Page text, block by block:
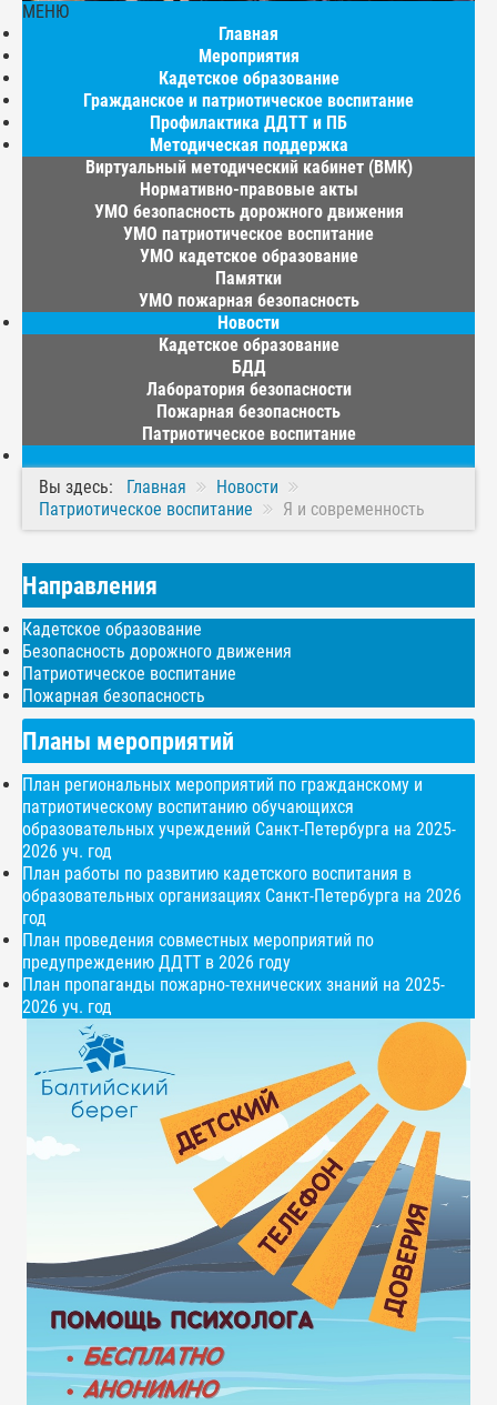
МЕНЮ
Главная
Мероприятия
Кадетское образование
Гражданское и патриотическое воспитание
Профилактика ДДТТ и ПБ
Методическая поддержка
Виртуальный методический кабинет (ВМК)
Нормативно-правовые акты
УМО безопасность дорожного движения
УМО патриотическое воспитание
УМО кадетское образование
Памятки
УМО пожарная безопасность
Новости
Кадетское образование
БДД
Лаборатория безопасности
Пожарная безопасность
Патриотическое воспитание
Вы здесь: Главная
Новости
Патриотическое воспитание
Я и современность
Направления
Кадетское образование
Безопасность дорожного движения
Патриотическое воспитание
Пожарная безопасность
Планы мероприятий
План региональных мероприятий по гражданскому и
патриотическому воспитанию обучающихся
образовательных учреждений Санкт-Петербурга на 2025-
2026 уч. год
План работы по развитию кадетского воспитания в
образовательных организациях Санкт-Петербурга на 2026
год
План проведения совместных мероприятий по
предупреждению ДДТТ в 2026 году
План пропаганды пожарно-технических знаний на 2025-
2026 уч. год